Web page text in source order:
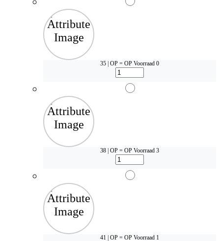
35 | OP = OP Voorraad 0
38 | OP = OP Voorraad 3
41 | OP = OP Voorraad 1